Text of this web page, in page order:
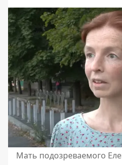
Мать подозреваемого